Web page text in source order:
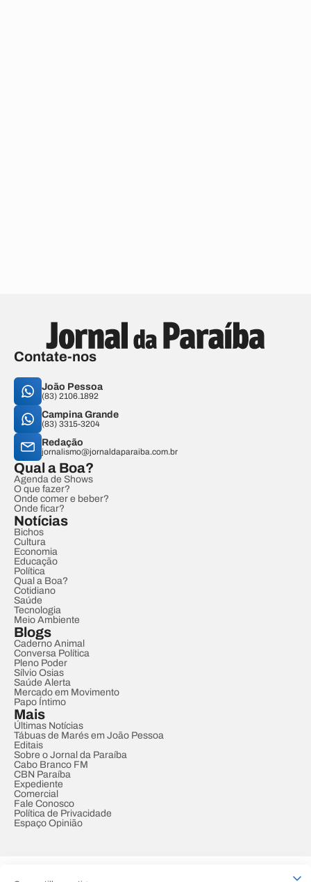
Contate-nos
João Pessoa
(83) 2106.1892
Campina Grande
(83) 3315-3204
Redação
jornalismo@jornaldaparaiba.com.br
Qual a Boa?
Agenda de Shows
O que fazer?
Onde comer e beber?
Onde ficar?
Notícias
Bichos
Cultura
Economia
Educação
Política
Qual a Boa?
Cotidiano
Saúde
Tecnologia
Meio Ambiente
Blogs
Caderno Animal
Conversa Política
Pleno Poder
Sílvio Osias
Saúde Alerta
Mercado em Movimento
Papo Íntimo
Mais
Últimas Notícias
Tábuas de Marés em João Pessoa
Editais
Sobre o Jornal da Paraíba
Cabo Branco FM
CBN Paraíba
Expediente
Comercial
Fale Conosco
Política de Privacidade
Espaço Opinião